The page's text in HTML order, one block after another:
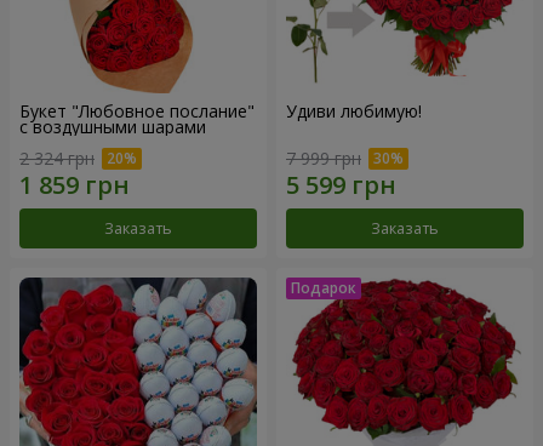
Букет "Любовное послание"
с воздушными шарами
2 324 грн
Заказать
Удиви любимую!
7 999 грн
Заказать